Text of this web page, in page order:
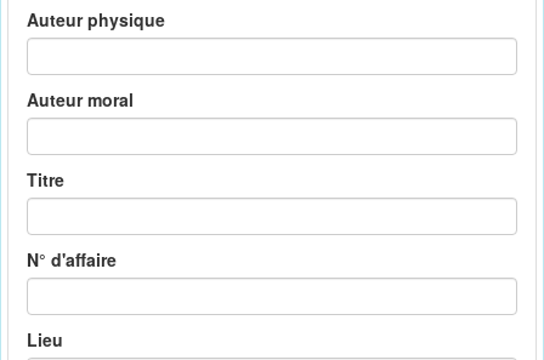
Auteur physique
Auteur moral
Titre
N° d'affaire
Lieu